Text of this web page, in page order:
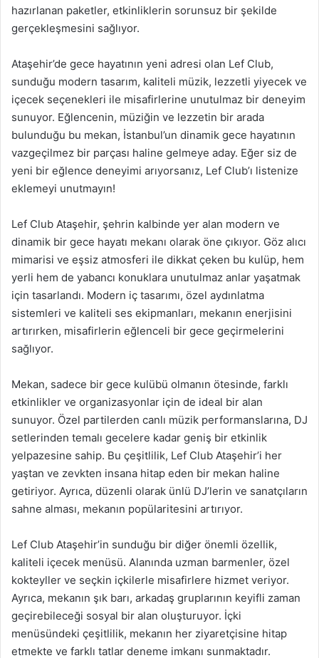
hazırlanan paketler, etkinliklerin sorunsuz bir şekilde
gerçekleşmesini sağlıyor.
Ataşehir’de gece hayatının yeni adresi olan Lef Club,
sunduğu modern tasarım, kaliteli müzik, lezzetli yiyecek ve
içecek seçenekleri ile misafirlerine unutulmaz bir deneyim
sunuyor. Eğlencenin, müziğin ve lezzetin bir arada
bulunduğu bu mekan, İstanbul’un dinamik gece hayatının
vazgeçilmez bir parçası haline gelmeye aday. Eğer siz de
yeni bir eğlence deneyimi arıyorsanız, Lef Club’ı listenize
eklemeyi unutmayın!
Lef Club Ataşehir, şehrin kalbinde yer alan modern ve
dinamik bir gece hayatı mekanı olarak öne çıkıyor. Göz alıcı
mimarisi ve eşsiz atmosferi ile dikkat çeken bu kulüp, hem
yerli hem de yabancı konuklara unutulmaz anlar yaşatmak
için tasarlandı. Modern iç tasarımı, özel aydınlatma
sistemleri ve kaliteli ses ekipmanları, mekanın enerjisini
artırırken, misafirlerin eğlenceli bir gece geçirmelerini
sağlıyor.
Mekan, sadece bir gece kulübü olmanın ötesinde, farklı
etkinlikler ve organizasyonlar için de ideal bir alan
sunuyor. Özel partilerden canlı müzik performanslarına, DJ
setlerinden temalı gecelere kadar geniş bir etkinlik
yelpazesine sahip. Bu çeşitlilik, Lef Club Ataşehir’i her
yaştan ve zevkten insana hitap eden bir mekan haline
getiriyor. Ayrıca, düzenli olarak ünlü DJ’lerin ve sanatçıların
sahne alması, mekanın popülaritesini artırıyor.
Lef Club Ataşehir’in sunduğu bir diğer önemli özellik,
kaliteli içecek menüsü. Alanında uzman barmenler, özel
kokteyller ve seçkin içkilerle misafirlere hizmet veriyor.
Ayrıca, mekanın şık barı, arkadaş gruplarının keyifli zaman
geçirebileceği sosyal bir alan oluşturuyor. İçki
menüsündeki çeşitlilik, mekanın her ziyaretçisine hitap
etmekte ve farklı tatlar deneme imkanı sunmaktadır.